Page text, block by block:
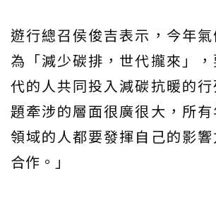
遊行總召侯俊吉表示，今年
為「減少碳排，世代攏來」
代的人共同投入減碳抗暖的
題牽涉的層面很廣很大，所
領域的人都要發揮自己的影
合作。」